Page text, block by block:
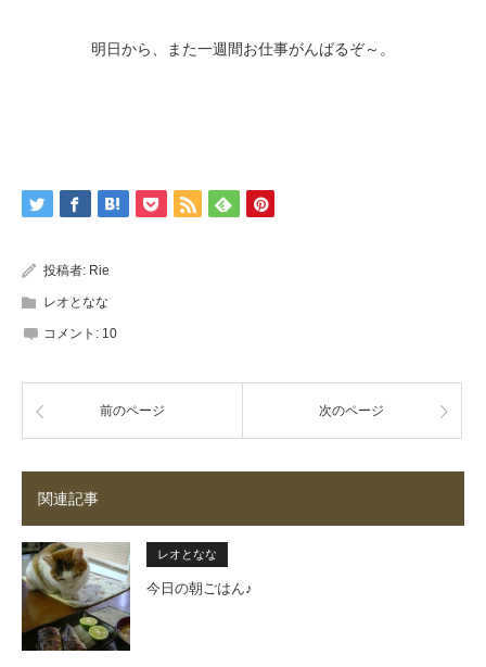
明日から、また一週間お仕事がんばるぞ～。
投稿者: Rie
レオとなな
コメント: 10
前のページ 次のページ
関連記事
レオとなな
今日の朝ごはん♪